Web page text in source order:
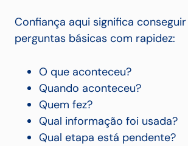
Confiança aqui significa
perguntas básicas com rapidez:
O que aconteceu?
Quando aconteceu?
Quem fez?
Qual informação foi usada?
Qual etapa está pendente?